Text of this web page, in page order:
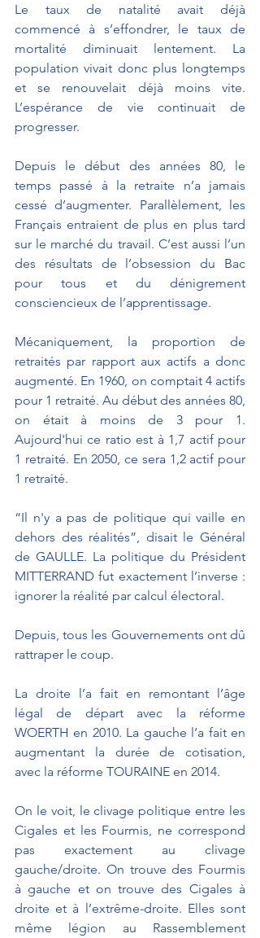
Le taux de natalité avait déjà
commencé à s’effondrer, le taux de
mortalité diminuait lentement. La
population vivait donc plus longtemps
et se renouvelait déjà moins vite.
L’espérance de vie continuait de
progresser.
Depuis le début des années 80, le
temps passé à la retraite n’a jamais
cessé d’augmenter. Parallèlement, les
Français entraient de plus en plus tard
sur le marché du travail. C’est aussi l’un
des résultats de l’obsession du Bac
pour tous et du dénigrement
consciencieux de l’apprentissage.
Mécaniquement, la proportion de
retraités par rapport aux actifs a donc
augmenté. En 1960, on comptait 4 actifs
pour 1 retraité. Au début des années 80,
on était à moins de 3 pour 1.
Aujourd'hui ce ratio est à 1,7 actif pour
1 retraité. En 2050, ce sera 1,2 actif pour
1 retraité.
“Il n'y a pas de politique qui vaille en
dehors des réalités”, disait le Général
de GAULLE. La politique du Président
MITTERRAND fut exactement l’inverse :
ignorer la réalité par calcul électoral.
Depuis, tous les Gouvernements ont dû
rattraper le coup.
La droite l’a fait en remontant l’âge
légal de départ avec la réforme
WOERTH en 2010. La gauche l’a fait en
augmentant la durée de cotisation,
avec la réforme TOURAINE en 2014.
On le voit, le clivage politique entre les
Cigales et les Fourmis, ne correspond
pas exactement au clivage
gauche/droite. On trouve des Fourmis
à gauche et on trouve des Cigales à
droite et à l’extrême-droite. Elles sont
même légion au Rassemblement